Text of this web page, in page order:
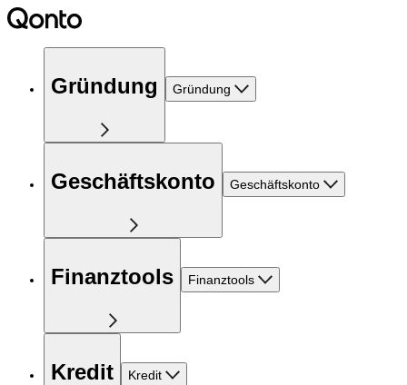
Gründung Gründung
Geschäftskonto Geschäftskonto
Finanztools Finanztools
Kredit Kredit